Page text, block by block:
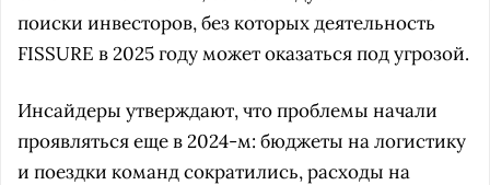
поиски инвесторов, без которых деятельность
FISSURE в 2025 году может оказаться под угрозой.
Инсайдеры утверждают, что проблемы начали
проявляться еще в 2024-м: бюджеты на логистику
и поездки команд сократились, расходы на